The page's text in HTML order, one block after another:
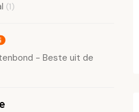
(1)
- Beste uit de